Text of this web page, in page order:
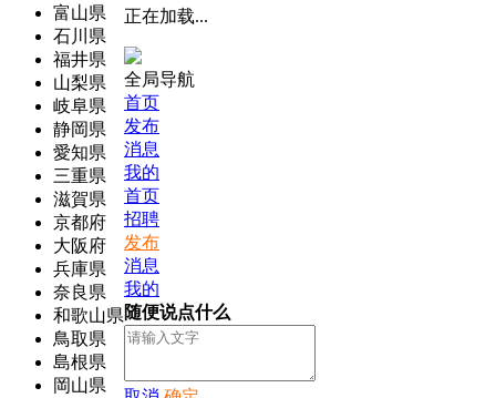
富山県
石川県
福井県
山梨県
岐阜県
静岡県
愛知県
三重県
滋賀県
京都府
大阪府
兵庫県
奈良県
和歌山県
鳥取県
島根県
岡山県
正在加载...
全局导航
首页
发布
消息
我的
首页
招聘
发布
消息
我的
随便说点什么